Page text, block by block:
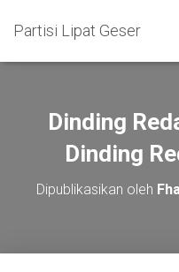
Partisi Lipat Geser
Dinding
Dinding
Dipublikasikan oleh